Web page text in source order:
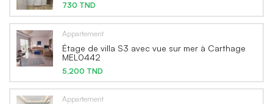
730 TND
Appartement
Étage de villa S3 avec vue sur mer à Carthage
MEL0442
5,200 TND
Appartement